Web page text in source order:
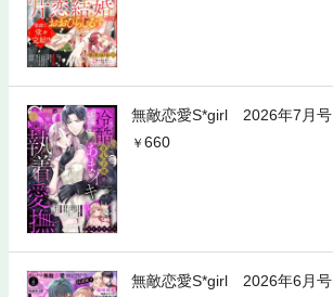
無敵恋愛S*girl 2026年7月号
660
無敵恋愛S*girl 2026年6月号